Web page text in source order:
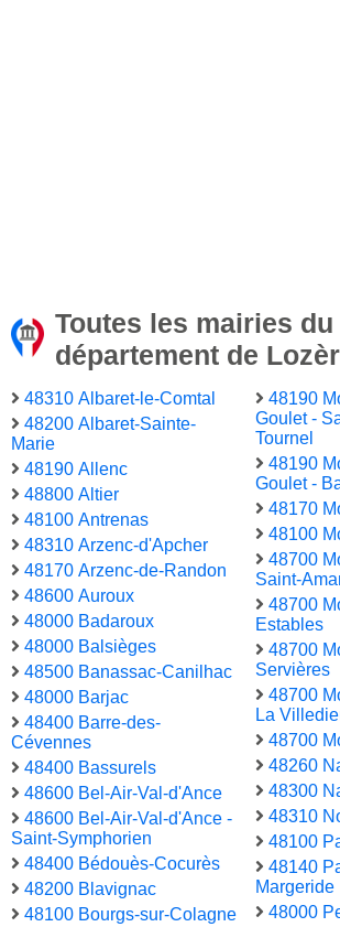
Toutes les mairies du
département de
48310 Albaret-le-Comtal
48200 Albaret-Sainte-
Marie
48190 Allenc
48800 Altier
48100 Antrenas
48310 Arzenc-d'Apcher
48170 Arzenc-de-Randon
48600 Auroux
48000 Badaroux
48000 Balsièges
48500 Banassac-Canilhac
48000 Barjac
48400 Barre-des-
Cévennes
48400 Bassurels
48600 Bel-Air-Val-d'Ance
48600 Bel-Air-Val-d'Ance -
Saint-Symphorien
48400 Bédouès-Cocurès
48200 Blavignac
48100 Bourgs-sur-Colagne
48190
Goulet -
Tournel
48190
Goulet -
48170
48100
48700
Saint-
48700
Estables
48700
Servières
48700
La
48700
48260
48300
48310
48100
48140
Margeride
48000